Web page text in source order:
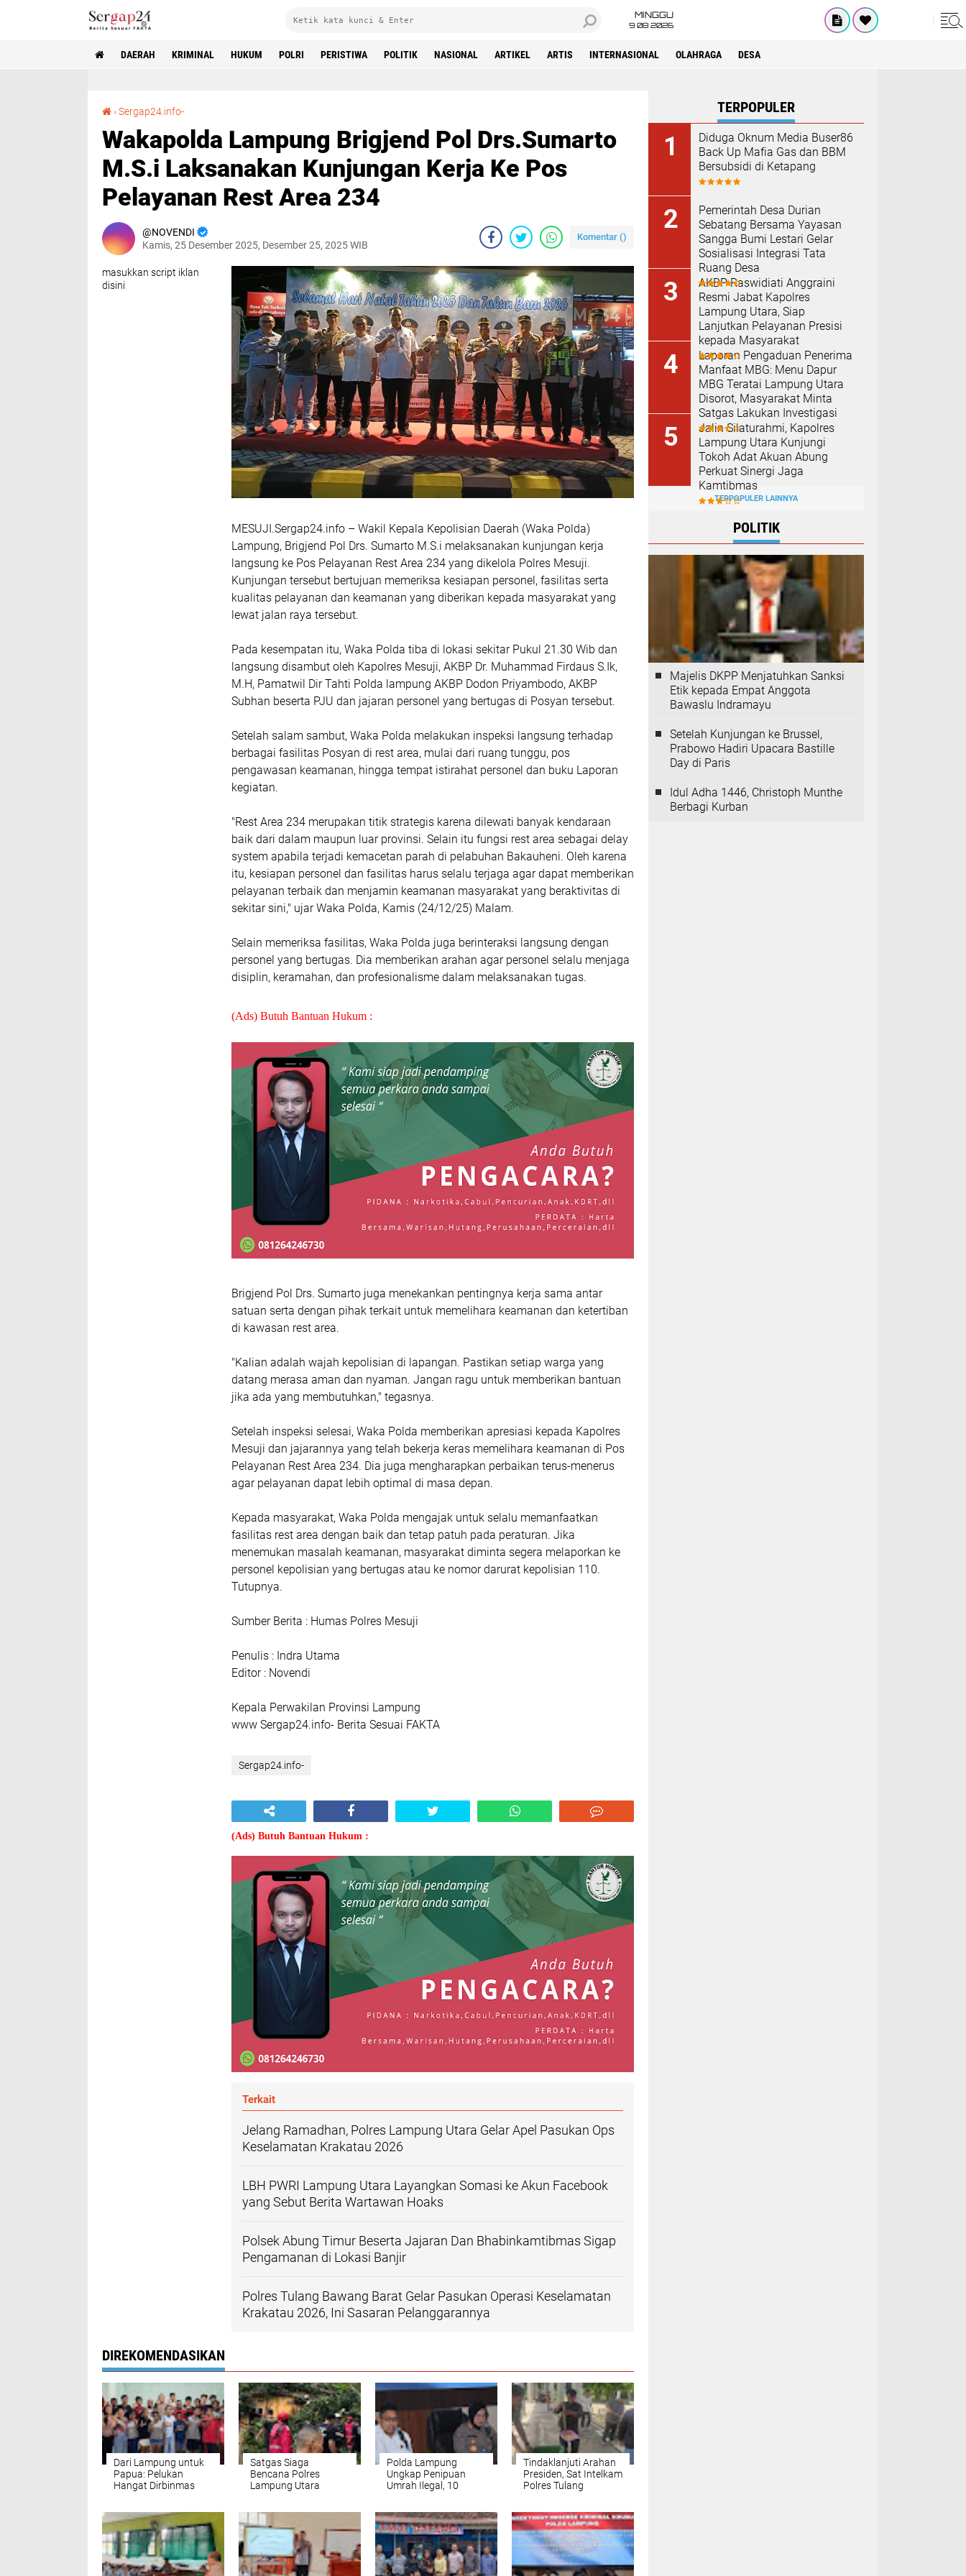
MINGGU
9 08 2026
DAERAH KRIMINAL HUKUM POLRI PERISTIWA POLITIK NASIONAL ARTIKEL ARTIS INTERNASIONAL OLAHRAGA DESA
›Sergap24.info-
Wakapolda Lampung Brigjend Pol Drs.Sumarto
M.S.i Laksanakan Kunjungan Kerja Ke Pos
Pelayanan Rest Area 234
NOVENDI
Kamis, 25 Desember 2025, Desember 25, 2025 WIB
Komentar ()
masukkan script iklan
disini
MESUJI.Sergap24.info – Wakil Kepala Kepolisian Daerah (Waka Polda)
Lampung, Brigjend Pol Drs. Sumarto M.S.i melaksanakan kunjungan kerja
langsung ke Pos Pelayanan Rest Area 234 yang dikelola Polres Mesuji.
Kunjungan tersebut bertujuan memeriksa kesiapan personel, fasilitas serta
kualitas pelayanan dan keamanan yang diberikan kepada masyarakat yang
lewat jalan raya tersebut.
Pada kesempatan itu, Waka Polda tiba di lokasi sekitar Pukul 21.30 Wib dan
langsung disambut oleh Kapolres Mesuji, AKBP Dr. Muhammad Firdaus S.Ik,
M.H, Pamatwil Dir Tahti Polda lampung AKBP Dodon Priyambodo, AKBP
Subhan beserta PJU dan jajaran personel yang bertugas di Posyan tersebut.
Setelah salam sambut, Waka Polda melakukan inspeksi langsung terhadap
berbagai fasilitas Posyan di rest area, mulai dari ruang tunggu, pos
pengawasan keamanan, hingga tempat istirahat personel dan buku Laporan
kegiatan.
"Rest Area 234 merupakan titik strategis karena dilewati banyak kendaraan
baik dari dalam maupun luar provinsi. Selain itu fungsi rest area sebagai delay
system apabila terjadi kemacetan parah di pelabuhan Bakauheni. Oleh karena
itu, kesiapan personel dan fasilitas harus selalu terjaga agar dapat memberikan
pelayanan terbaik dan menjamin keamanan masyarakat yang beraktivitas di
sekitar sini," ujar Waka Polda, Kamis (24/12/25) Malam.
Selain memeriksa fasilitas, Waka Polda juga berinteraksi langsung dengan
personel yang bertugas. Dia memberikan arahan agar personel selalu menjaga
disiplin, keramahan, dan profesionalisme dalam melaksanakan tugas.
(Ads) Butuh Bantuan Hukum :
Brigjend Pol Drs. Sumarto juga menekankan pentingnya kerja sama antar
satuan serta dengan pihak terkait untuk memelihara keamanan dan ketertiban
di kawasan rest area.
"Kalian adalah wajah kepolisian di lapangan. Pastikan setiap warga yang
datang merasa aman dan nyaman. Jangan ragu untuk memberikan bantuan
jika ada yang membutuhkan," tegasnya.
Setelah inspeksi selesai, Waka Polda memberikan apresiasi kepada Kapolres
Mesuji dan jajarannya yang telah bekerja keras memelihara keamanan di Pos
Pelayanan Rest Area 234. Dia juga mengharapkan perbaikan terus-menerus
agar pelayanan dapat lebih optimal di masa depan.
Kepada masyarakat, Waka Polda mengajak untuk selalu memanfaatkan
fasilitas rest area dengan baik dan tetap patuh pada peraturan. Jika
menemukan masalah keamanan, masyarakat diminta segera melaporkan ke
personel kepolisian yang bertugas atau ke nomor darurat kepolisian 110.
Tutupnya.
Sumber Berita : Humas Polres Mesuji
Penulis : Indra Utama
Editor : Novendi
Kepala Perwakilan Provinsi Lampung
www Sergap24.info- Berita Sesuai FAKTA
Sergap24.info-
(Ads) Butuh Bantuan Hukum :
Terkait
Jelang Ramadhan, Polres Lampung Utara Gelar Apel Pasukan Ops
Keselamatan Krakatau 2026
LBH PWRI Lampung Utara Layangkan Somasi ke Akun Facebook
yang Sebut Berita Wartawan Hoaks
Polsek Abung Timur Beserta Jajaran Dan Bhabinkamtibmas Sigap
Pengamanan di Lokasi Banjir
Polres Tulang Bawang Barat Gelar Pasukan Operasi Keselamatan
Krakatau 2026, Ini Sasaran Pelanggarannya
DIREKOMENDASIKAN
Dari Lampung untuk
Papua: Pelukan
Hangat Dirbinmas
Nusantara
Satgas Siaga
Bencana Polres
Lampung Utara
Cempedak
Polda Lampung
Ungkap Penipuan
Umrah Ilegal, 10
Tindaklanjuti Arahan
Presiden, Sat Intelkam
Polres Tulang
Lingkungan Tempat
Wisata Islamic Center
TERPOPULER
Diduga Oknum Media Buser86
Back Up Mafia Gas dan BBM
Bersubsidi di Ketapang
Pemerintah Desa Durian
Sebatang Bersama Yayasan
Sangga Bumi Lestari Gelar
Sosialisasi Integrasi Tata
Ruang Desa
AKBP Raswidiati Anggraini
Resmi Jabat Kapolres
Lampung Utara, Siap
Lanjutkan Pelayanan Presisi
kepada Masyarakat
Laporan Pengaduan Penerima
Manfaat MBG: Menu Dapur
MBG Teratai Lampung Utara
Disorot, Masyarakat Minta
Satgas Lakukan Investigasi
Jalin Silaturahmi, Kapolres
Lampung Utara Kunjungi
Tokoh Adat Akuan Abung
Perkuat Sinergi Jaga
Kamtibmas
TERPOPULER LAINNYA
POLITIK
Majelis DKPP Menjatuhkan Sanksi
Etik kepada Empat Anggota
Bawaslu Indramayu
Setelah Kunjungan ke Brussel,
Prabowo Hadiri Upacara Bastille
Day di Paris
Idul Adha 1446, Christoph Munthe
Berbagi Kurban